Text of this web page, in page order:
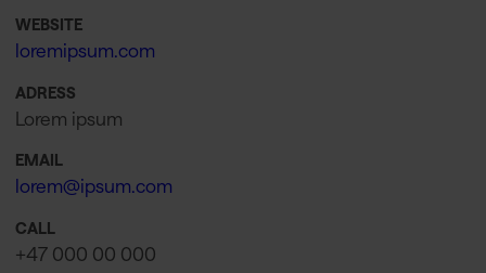
WEBSITE
loremipsum.com
ADRESS
Lorem ipsum
EMAIL
lorem@ipsum.com
CALL
+47 000 00 000